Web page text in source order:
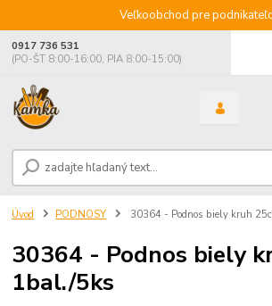
Veľkoobchod pre
0917 736 531
(PO-ŠT 8:00-16:00, PIA 8:00-15:00)
Úvod PODNOSY 30364 - Podnos biely kruh
30364 - Podnos biely
1bal./5ks